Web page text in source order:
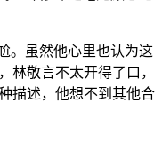
。虽然他心里也认为这
林敬言不太开得了口，
描述，他想不到其他合